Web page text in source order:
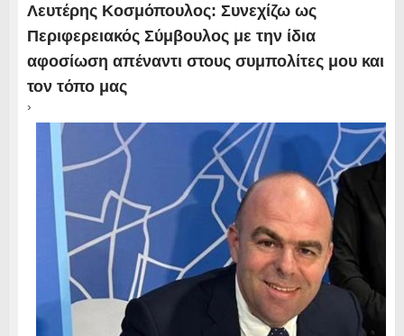
Λευτέρης Κοσμόπουλος: Συνεχίζω ως
Περιφερειακός Σύμβουλος με την ίδια
αφοσίωση απέναντι στους συμπολίτες μου και
τον τόπο μας
›